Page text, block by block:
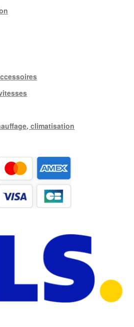
climatisation